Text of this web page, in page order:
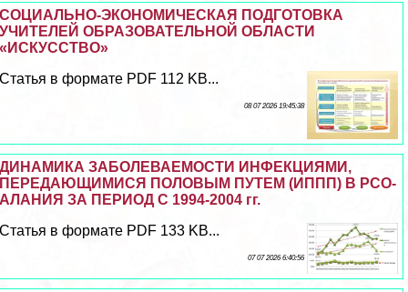
СОЦИАЛЬНО-ЭКОНОМИЧЕСКАЯ ПОДГОТОВКА
УЧИТЕЛЕЙ ОБРАЗОВАТЕЛЬНОЙ ОБЛАСТИ
«ИСКУССТВО»
Статья в формате PDF 112 KB...
08 07 2026 19:45:38
ДИНАМИКА ЗАБОЛЕВАЕМОСТИ ИНФЕКЦИЯМИ,
ПЕРЕДАЮЩИМИСЯ ПОЛОВЫМ ПУТЕМ (ИППП) В РСО-
АЛАНИЯ ЗА ПЕРИОД С 1994-2004 гг.
Статья в формате PDF 133 KB...
07 07 2026 6:40:56